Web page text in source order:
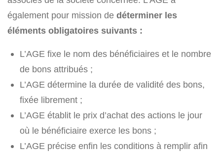
également pour mission de déterminer les
éléments obligatoires suivants :
L’AGE fixe le nom des bénéficiaires et le nombre
de bons attribués ;
L’AGE détermine la durée de validité des bons,
fixée librement ;
L’AGE établit le prix d’achat des actions le jour
où le bénéficiaire exerce les bons ;
L’AGE précise enfin les conditions à remplir afin